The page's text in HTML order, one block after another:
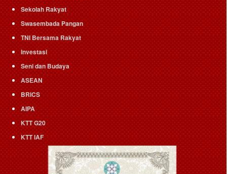
Sekolah Rakyat
Swasembada Pangan
TNI Bersama Rakyat
Investasi
Seni dan Budaya
ASEAN
BRICS
AIPA
KTT G20
KTT IAF